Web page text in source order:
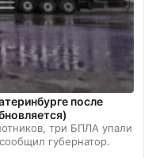
после
три БПЛА упали
губернатор.